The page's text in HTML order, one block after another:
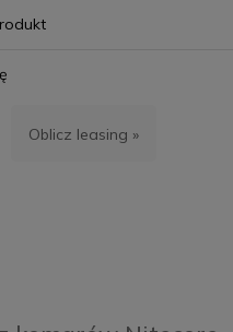
Oblicz leasing »